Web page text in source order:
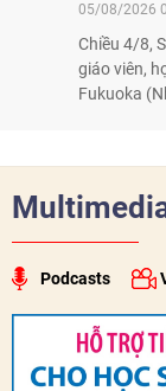
05/08/2026
Chiều 4/8,
giáo viên,
Fukuoka
Podcasts